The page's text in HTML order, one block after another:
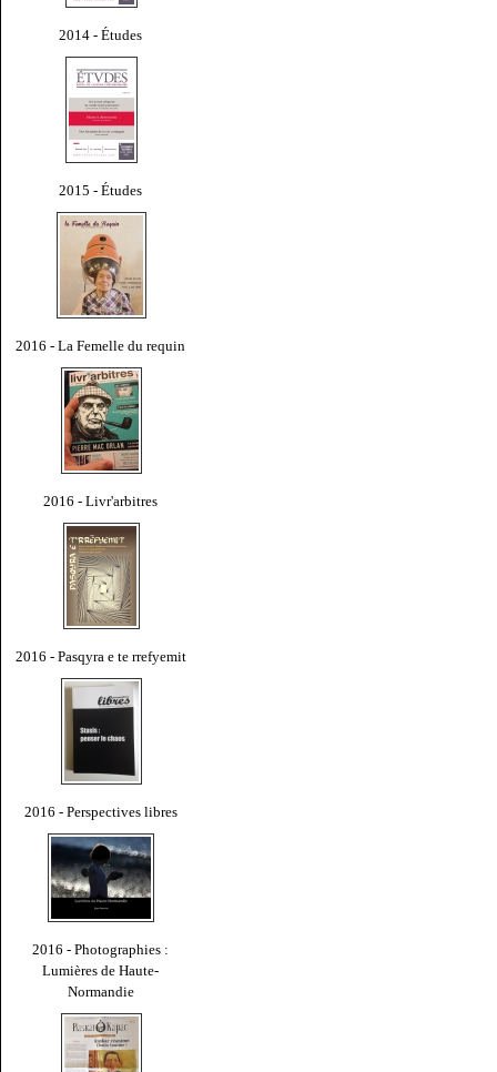
2014 - Études
2015 - Études
2016 - La Femelle du requin
2016 - Livr'arbitres
2016 - Pasqyra e te rrefyemit
2016 - Perspectives libres
2016 - Photographies :
Lumières de Haute-
Normandie